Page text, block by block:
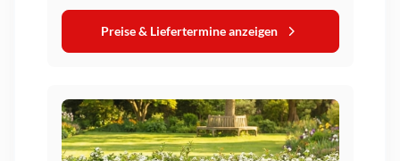
Preise & Liefertermine anzeigen